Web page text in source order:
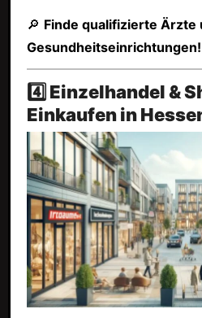
🔎 Finde qualifizierte Ärzte
Gesundheitseinrichtungen!
4️⃣ Einzelhandel &
Einkaufen in